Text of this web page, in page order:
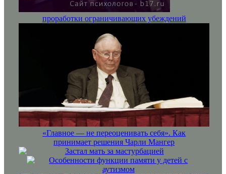
проработки ограничивающих убеждений
«Главное — не переоценивать себя». Как
принимает решения Чарли Мангер
Застал мать за мастурбацией
Особенности функции памяти у детей с
аутизмом